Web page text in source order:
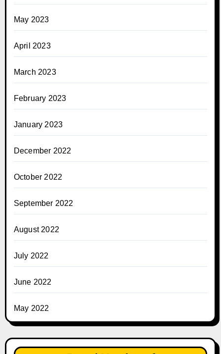
May 2023
April 2023
March 2023
February 2023
January 2023
December 2022
October 2022
September 2022
August 2022
July 2022
June 2022
May 2022